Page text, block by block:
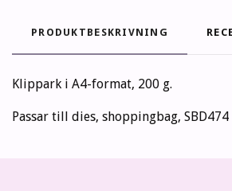
PRODUKTBESKRIVNING
Klippark i A4-format, 200 g.
Passar till dies, shoppingbag, SBD474